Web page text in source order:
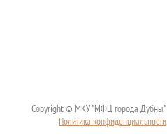
Copyright © МКУ "МФЦ города Дубны"
Политика конфиденциальности